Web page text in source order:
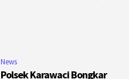
News
Polsek Karawaci Bongkar